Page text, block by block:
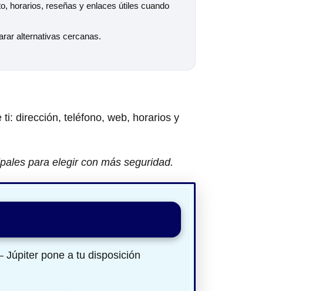
horarios, reseñas y enlaces útiles cuando
alternativas cercanas.
ti: dirección, teléfono, web, horarios y
para elegir con más seguridad.
Júpiter pone a tu disposición